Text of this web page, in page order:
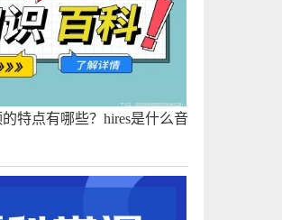
特点有哪些？hires是什么音